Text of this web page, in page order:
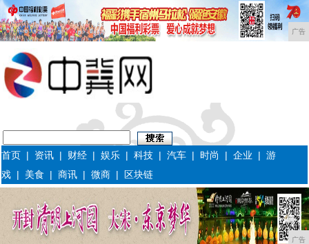
广告
首页 | 资讯 | 财经 |娱乐 |科技 |汽车 | 时尚 |企业 |游
戏 | 美食 |商讯 |微商 | 区块链
广告